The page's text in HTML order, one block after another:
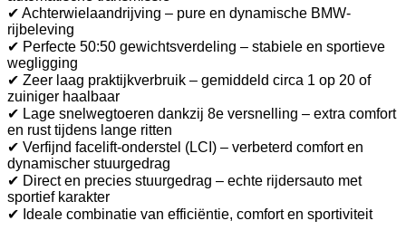
✔ Achterwielaandrijving – pure en dynamische BMW-
rijbeleving
✔ Perfecte 50:50 gewichtsverdeling – stabiele en sportieve
wegligging
✔ Zeer laag praktijkverbruik – gemiddeld circa 1 op 20 of
zuiniger haalbaar
✔ Lage snelwegtoeren dankzij 8e versnelling – extra comfort
en rust tijdens lange ritten
✔ Verfijnd facelift-onderstel (LCI) – verbeterd comfort en
dynamischer stuurgedrag
✔ Direct en precies stuurgedrag – echte rijdersauto met
sportief karakter
✔ Ideale combinatie van efficiëntie, comfort en sportiviteit